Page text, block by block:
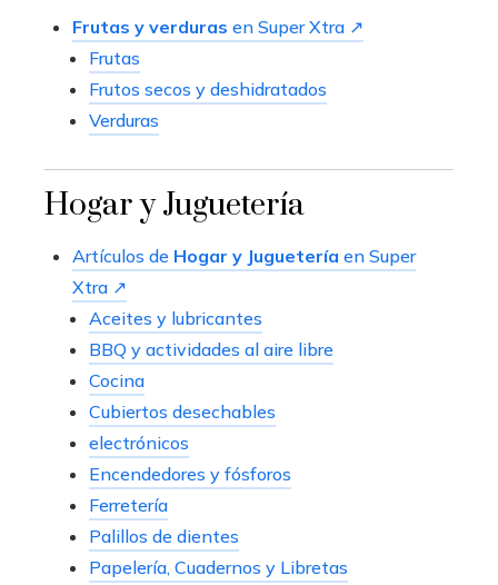
Frutas y verduras en Super Xtra ↗
Frutas
Frutos secos y deshidratados
Verduras
Hogar y Juguetería
Artículos de Hogar y Juguetería en Super
Xtra ↗
Aceites y lubricantes
BBQ y actividades al aire libre
Cocina
Cubiertos desechables
electrónicos
Encendedores y fósforos
Ferretería
Palillos de dientes
Papelería, Cuadernos y Libretas